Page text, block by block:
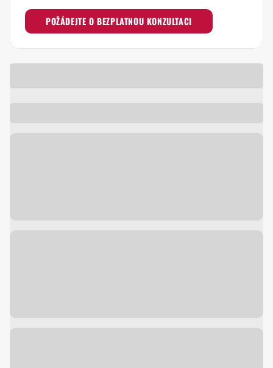
POŽÁDEJTE O BEZPLATNOU KONZULTACI